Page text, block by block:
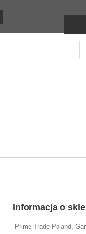
Informacja o
Prime Trade Poland,